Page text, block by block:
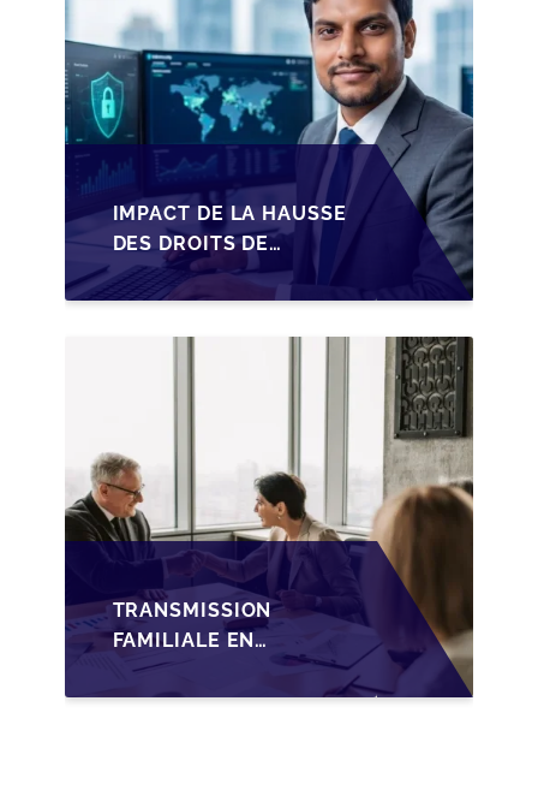
IMPACT DE LA HAUSSE
DES DROITS DE
SUCCESSION EN
WALLONIE SUR LA
TRANSMISSION
TRANSMISSION
FAMILIALE EN
WALLONIE :
NOUVELLES